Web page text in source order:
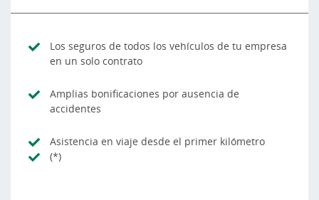
Los seguros de todos los vehículos de tu empresa
en un solo contrato
Amplias bonificaciones por ausencia de
accidentes
Asistencia en viaje desde el primer kilómetro
(*)